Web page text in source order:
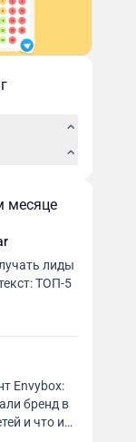
месяце
лиды
ТОП-5
и
Envybox:
бренд в
и что из